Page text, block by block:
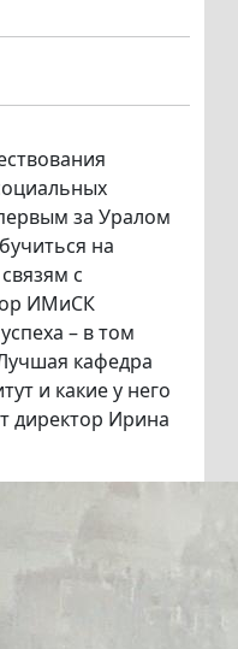
за Уралом
на
с
ИМиСК
– в том
кафедра
и какие у него
директор Ирина